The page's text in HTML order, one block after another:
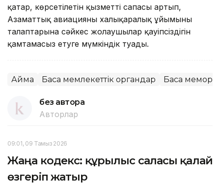
қатар, көрсетілетін қызметтің сапасы артып,
Азаматтық авиацияның халықаралық ұйымының
талаптарына сәйкес жолаушылар қауіпсіздігін
қамтамасыз етуге мүмкіндік туады.
Аймақ Басқа мемлекеттік органдар Басқа
без автора
Авторлар
09:01, 09 Тамыз 2026
Жаңа кодекс: құрылыс саласы қалай
өзгеріп жатыр